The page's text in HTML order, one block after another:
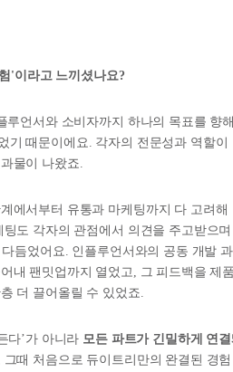
'이라고 느끼셨나요?
루언서와 소비자까지 하나의 목표를 향
기 때문이에요. 각자의 전문성과 역할이
물이 나왔죠.
에서부터 유통과 마케팅까지 다 고려해
도 각자의 관점에서 의견을 주고받으며
듬었어요. 인플루언서와의 공동 개발 과
내 팬밋업까지 열었고, 그 피드백을 제
더 끌어올릴 수 있었죠.
다’가 아니라 모든 파트가 긴밀하게 연
그때 처음으로 듀이트리만의 완결된 경험